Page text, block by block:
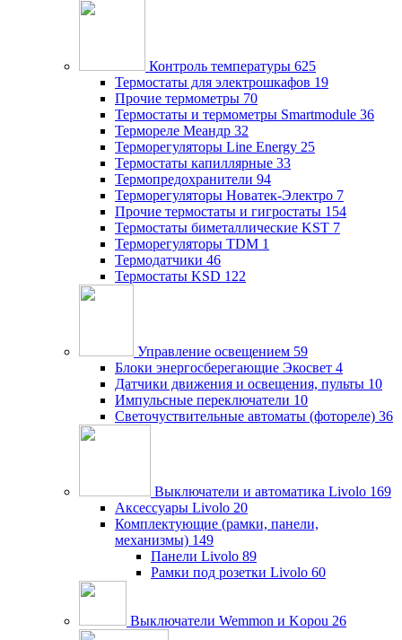
Контроль температуры 625
Термостаты для электрошкафов 19
Прочие термометры 70
Термостаты и термометры Smartmodule 36
Термореле Меандр 32
Терморегуляторы Line Energy 25
Термостаты капиллярные 33
Термопредохранители 94
Терморегуляторы Новатек-Электро 7
Прочие термостаты и гигростаты 154
Термостаты биметаллические KST 7
Терморегуляторы TDM 1
Термодатчики 46
Термостаты KSD 122
Управление освещением 59
Блоки энергосберегающие Экосвет 4
Датчики движения и освещения, пульты 10
Импульсные переключатели 10
Светочуствительные автоматы (фотореле) 36
Выключатели и автоматика Livolo 169
Аксессуары Livolo 20
Комплектующие (рамки, панели,
механизмы) 149
Панели Livolo 89
Рамки под розетки Livolo 60
Выключатели Wemmon и Kopou 26